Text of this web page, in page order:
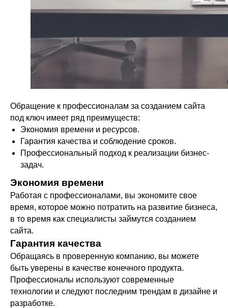
Обращение к профессионалам за созданием сайта
под ключ имеет ряд преимуществ:
Экономия времени и ресурсов.
Гарантия качества и соблюдение сроков.
Профессиональный подход к реализации бизнес-
задач.
Экономия времени
Работая с профессионалами, вы экономите свое
время, которое можно потратить на развитие бизнеса,
в то время как специалисты займутся созданием
сайта.
Гарантия качества
Обращаясь в проверенную компанию, вы можете
быть уверены в качестве конечного продукта.
Профессионалы используют современные
технологии и следуют последним трендам в дизайне и
разработке.